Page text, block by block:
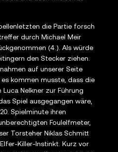
die Partie forsch
durch Michael Meir
(4.). Als würde
den Stecker ziehen.
auf unserer Seite
kommen musste, dass die
Nelkner zur Führung
Spiel ausgegangen wäre,
Spielminute ihren
Foulelfmeter,
Torsteher Niklas Schmitt
Killer-Instinkt. Kurz vor